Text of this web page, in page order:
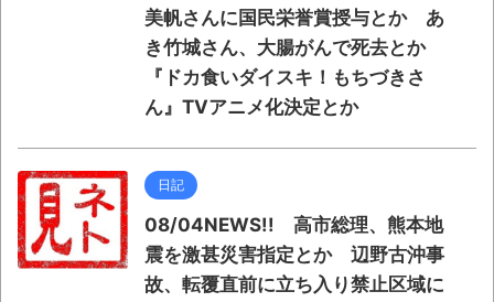
美帆さんに国民栄誉賞授与とか あ
き竹城さん、大腸がんで死去とか
『ドカ食いダイスキ！もちづきさ
ん』TVアニメ化決定とか
日記
08/04NEWS!! 高市総理、熊本地
震を激甚災害指定とか 辺野古沖事
故、転覆直前に立ち入り禁止区域に